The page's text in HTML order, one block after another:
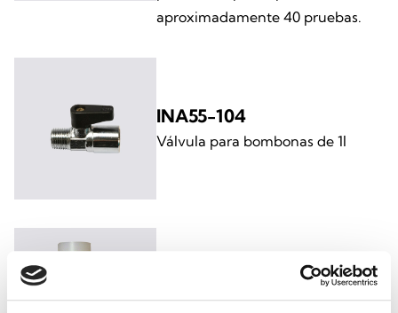
aproximadamente 40 pruebas.
INA55-104
Válvula para bombonas de 1l
Vaso adaptador para prueba de